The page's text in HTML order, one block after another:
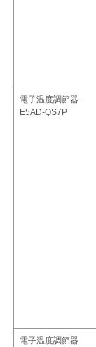
電子温度調節器
E5AD-QS7P
電子温度調節器